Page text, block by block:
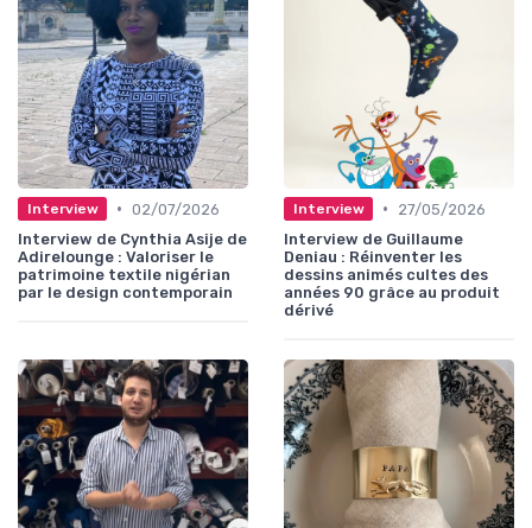
Interview • 02/07/2026
Interview de Cynthia Asije de
Adirelounge : Valoriser le
patrimoine textile nigérian
par le design contemporain
Interview •
27/05/2026
Interview de Guillaume
Deniau : Réinventer les
dessins animés cultes des
années 90 grâce au produit
dérivé